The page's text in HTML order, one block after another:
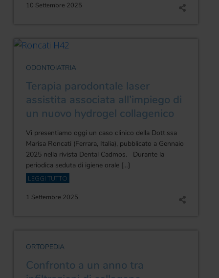
10 Settembre 2025
ODONTOIATRIA
Terapia parodontale laser
assistita associata all’impiego di
un nuovo hydrogel collagenico
Vi presentiamo oggi un caso clinico della Dott.ssa
Marisa Roncati (Ferrara, Italia), pubblicato a Gennaio
2025 nella rivista Dental Cadmos. Durante la
periodica seduta di igiene orale […]
LEGGI TUTTO
1 Settembre 2025
ORTOPEDIA
Confronto a un anno tra